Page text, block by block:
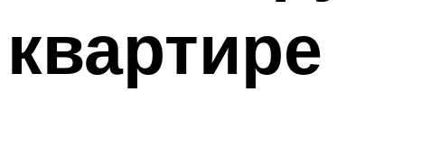
ОЧИСТКА БАССЕЙНОВ
квартире